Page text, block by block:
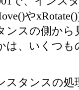
や
ンスの側か
は、いくつ
スタンスの